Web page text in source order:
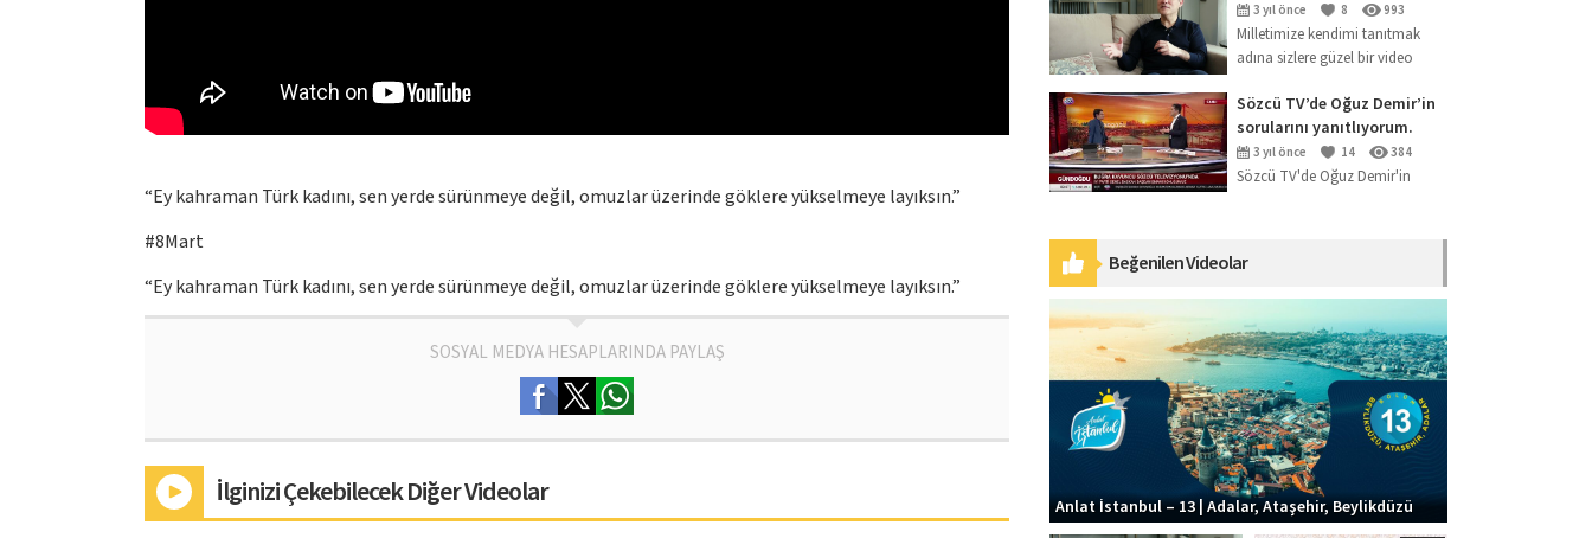
“Ey kahraman Türk kadını, sen yerde sürünmeye değil, omuzlar üzerinde göklere yükselmeye layıksın.”
#8Mart
“Ey kahraman Türk kadını, sen yerde sürünmeye değil, omuzlar üzerinde göklere yükselmeye layıksın.”
SOSYAL MEDYA HESAPLARINDA PAYLAŞ
İlginizi Çekebilecek Diğer Videolar
3 yıl önce 8 993
Milletimize kendimi tanıtmak
adına sizlere güzel bir video
siyasete giriş sürecimden,
İstanbul için yapabileceklerime
kadar bir ...
Sözcü TV’de Oğuz Demir’in
sorularını yanıtlıyorum.
3 yıl önce 14 384
Sözcü TV'de Oğuz Demir'in
Beğenilen Videolar
Anlat İstanbul – 13 | Adalar, Ataşehir, Beylikdüzü